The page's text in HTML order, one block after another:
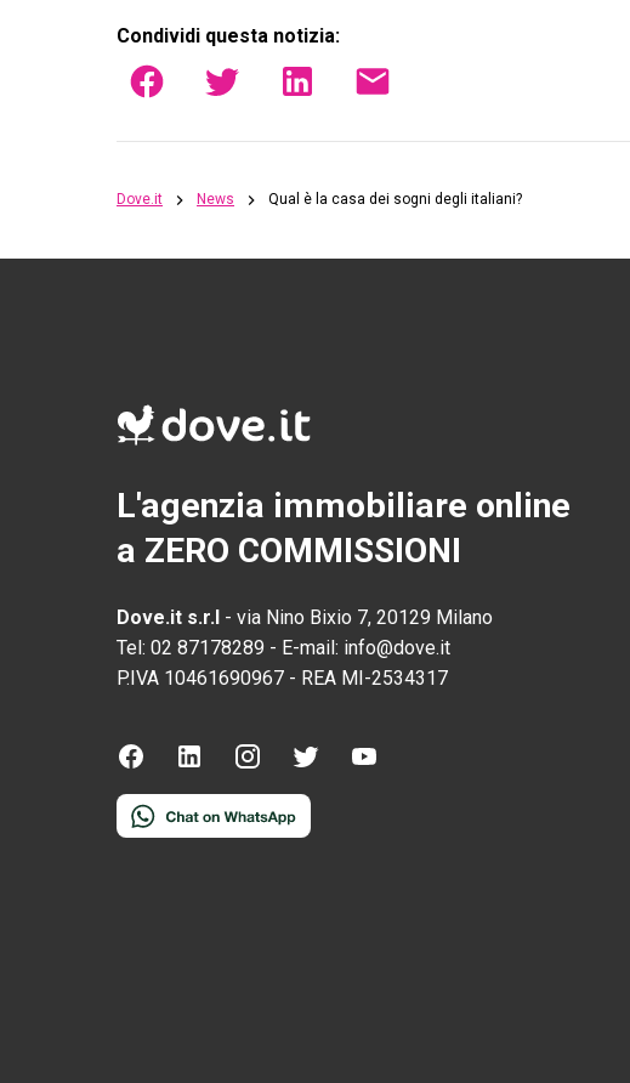
Condividi questa notizia:
Dove.it News Qual è la casa dei sogni degli italiani?
L'agenzia immobiliare online
a ZERO COMMISSIONI
Dove.it s.r.l - via Nino Bixio 7, 20129 Milano
Tel: 02 87178289 - E-mail: info@dove.it
P.IVA 10461690967 - REA MI-2534317